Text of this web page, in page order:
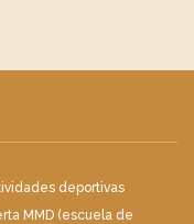
deportivas
MMD (escuela de